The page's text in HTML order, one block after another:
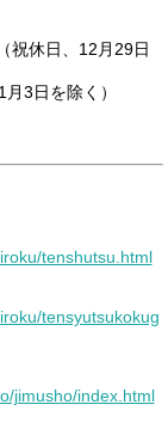
祝休日、12月29日
3日を除く）
tenshutsu.html
tensyutsukokug
jimusho/index.html